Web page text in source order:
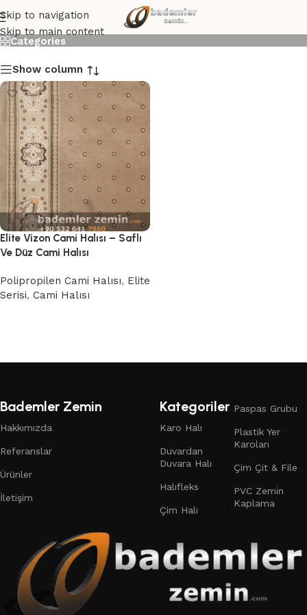
Skip to navigation
Skip to main content
Elite Vizon Cami Halısı
Categories
Show column
Elite Vizon Cami Halısı – Saflı
Ve Düz Cami Halısı
Polipropilen Cami Halısı, Elite
Serisi, Cami Halısı
Bademler Zemin
Hakkımızda
Referanslar
Ürünler
İletişim
Kategoriler
Karo Halı
Duvardan
Duvara Halı
Halıfleks
Çim Halı
Paspas Grubu
Plastik Yer
Karoları
Çim Çit & File
PVC Zemin
Kaplama